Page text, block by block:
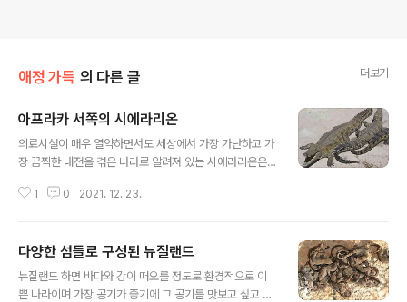
애정 가득 의 다른 글 더보기
아프라카 서쪽의 시에라리온
의료시설이 매우 열약하면서도 세상에서 가장 가난하고 가
장 끔찍한 내전을 겪은 나라로 알려져 있는 시에라리온은
한 곳은 가기 두렵다고 생각하지만 반대로 현실을 직접 눈
비공식적으로 셀론이라 불리며 서아프리카의 남서 해안에
있는 국가이자 남동쪽으로 라이베리아 북동쪽으로 기니와
국경을 접하고 있고 시에라 리온이 열대 기후에 이르기까
1 0 2021. 12. 23.
다양한 섬들로 구성된 뉴질랜드
뉴질랜드 하면 바다와 강이 떠오를 정도로 환경적으로 이
쁜 나라이며 가장 공기가 좋기에 그 공기를 맛보고 싶고 스